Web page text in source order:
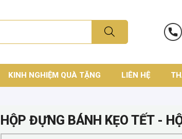
KINH NGHIỆM QUÀ TẶNG LIÊN HỆ
HỘP ĐỰNG BÁNH KẸO TẾT -